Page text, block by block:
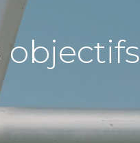
objectifs